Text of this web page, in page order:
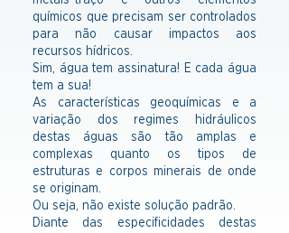
químicos que precisam ser controlados
para não causar impactos aos
recursos hídricos.
Sim, água tem assinatura! E cada água
tem a sua!
As características geoquímicas e a
variação dos regimes hidráulicos
destas águas são tão amplas e
complexas quanto os tipos de
estruturas e corpos minerais de onde
se originam.
Ou seja, não existe solução padrão.
Diante das especificidades destas